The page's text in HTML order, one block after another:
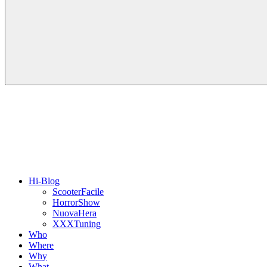
Hi-Blog
ScooterFacile
HorrorShow
NuovaHera
XXXTuning
Who
Where
Why